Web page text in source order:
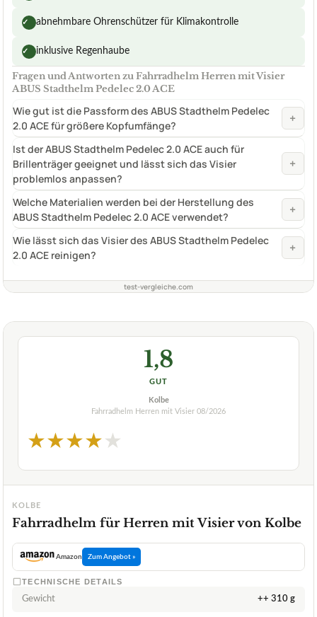
✓ abnehmbare Ohrenschützer für Klimakontrolle
✓ inklusive Regenhaube
Fragen und Antworten zu Fahrradhelm Herren mit Visier
ABUS Stadthelm Pedelec 2.0 ACE
Wie gut ist die Passform des ABUS Stadthelm Pedelec
2.0 ACE für größere Kopfumfänge?
+
Ist der ABUS Stadthelm Pedelec 2.0 ACE auch für
Brillenträger geeignet und lässt sich das Visier
problemlos anpassen?
+
Welche Materialien werden bei der Herstellung des
ABUS Stadthelm Pedelec 2.0 ACE verwendet?
+
Wie lässt sich das Visier des ABUS Stadthelm Pedelec
2.0 ACE reinigen?
+
test-vergleiche.com
1,8
GUT
Kolbe
Fahrradhelm Herren mit Visier 08/2026
★★★★★
KOLBE
Fahrradhelm für Herren mit Visier von Kolbe
Amazon Zum Angebot »
TECHNISCHE DETAILS
Gewicht ++ 310 g